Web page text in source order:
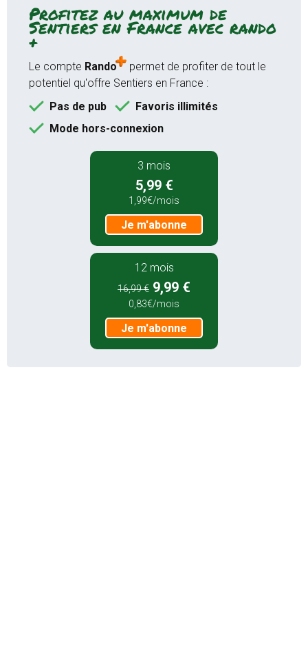
Profitez au maximum de
Sentiers en France avec rando
+
Le compte Rando
permet de profiter de tout le
potentiel qu'offre Sentiers en France :
Pas de pub
Favoris illimités
Mode hors-connexion
3 mois
5,99 €
1,99€/mois
Je m'abonne
12 mois
16,99 € 9,99 €
0,83€/mois
Je m'abonne
9,99 €
au lieu de 16,99 €
Je m'abonne